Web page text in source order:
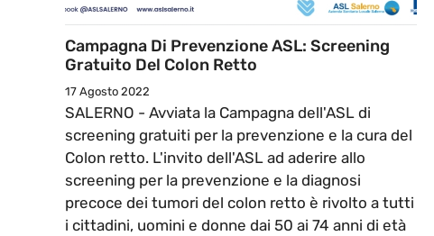
Campagna Di Prevenzione ASL: Screening
Gratuito Del Colon Retto
17 Agosto 2022
SALERNO - Avviata la Campagna dell'ASL di
screening gratuiti per la prevenzione e la cura del
Colon retto. L'invito dell'ASL ad aderire allo
screening per la prevenzione e la diagnosi
precoce dei tumori del colon retto è rivolto a tutti
i cittadini, uomini e donne dai 50 ai 74 anni di età